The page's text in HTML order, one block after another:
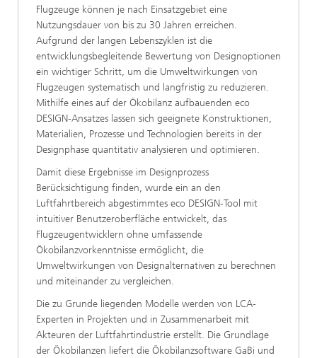
Flugzeuge können je nach Einsatzgebiet eine
Nutzungsdauer von bis zu 30 Jahren erreichen.
Aufgrund der langen Lebenszyklen ist die
entwicklungsbegleitende Bewertung von Designoptionen
ein wichtiger Schritt, um die Umweltwirkungen von
Flugzeugen systematisch und langfristig zu reduzieren.
Mithilfe eines auf der Ökobilanz aufbauenden eco
DESIGN-Ansatzes lassen sich geeignete Konstruktionen,
Materialien, Prozesse und Technologien bereits in der
Designphase quantitativ analysieren und optimieren.
Damit diese Ergebnisse im Designprozess
Berücksichtigung finden, wurde ein an den
Luftfahrtbereich abgestimmtes eco DESIGN-Tool mit
intuitiver Benutzeroberfläche entwickelt, das
Flugzeugentwicklern ohne umfassende
Ökobilanzvorkenntnisse ermöglicht, die
Umweltwirkungen von Designalternativen zu berechnen
und miteinander zu vergleichen.
Die zu Grunde liegenden Modelle werden von LCA-
Experten in Projekten und in Zusammenarbeit mit
Akteuren der Luftfahrtindustrie erstellt. Die Grundlage
der Ökobilanzen liefert die Ökobilanzsoftware GaBi und